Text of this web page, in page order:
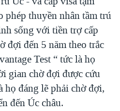
thuyền nhân tầm trú
sống với tiền trợ cấp
đợi đến 5 năm theo trắc
Test “ tức là họ
gian chờ đợi được cứu
họ đáng lẽ phải chờ đợi,
đến Úc châu.